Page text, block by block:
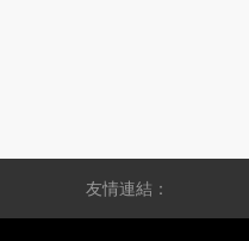
友情連結：